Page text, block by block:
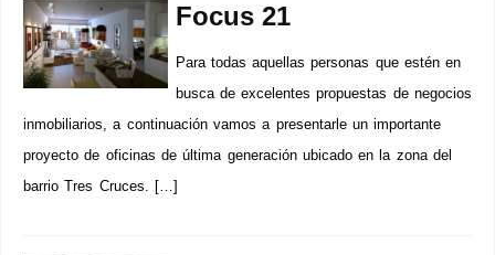
Focus 21
Para todas aquellas personas que estén en
busca de excelentes propuestas de negocios
inmobiliarios, a continuación vamos a presentarle un importante
proyecto de oficinas de última generación ubicado en la zona del
barrio Tres Cruces. […]